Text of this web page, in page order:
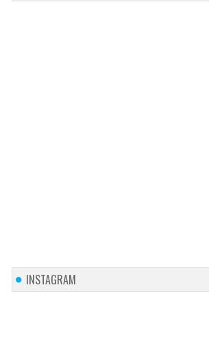
INSTAGRAM